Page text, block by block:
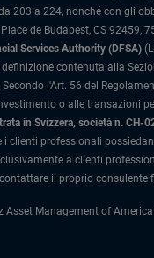
203 a 224, nonché con gli
de Budapest, CS 92459,
Services Authority (DFSA)
contenuta alla
l'Art. 56 del
o alle transazioni
in Svizzera, società n.
clienti professionali
a clienti
il proprio consulente
Asset Management of